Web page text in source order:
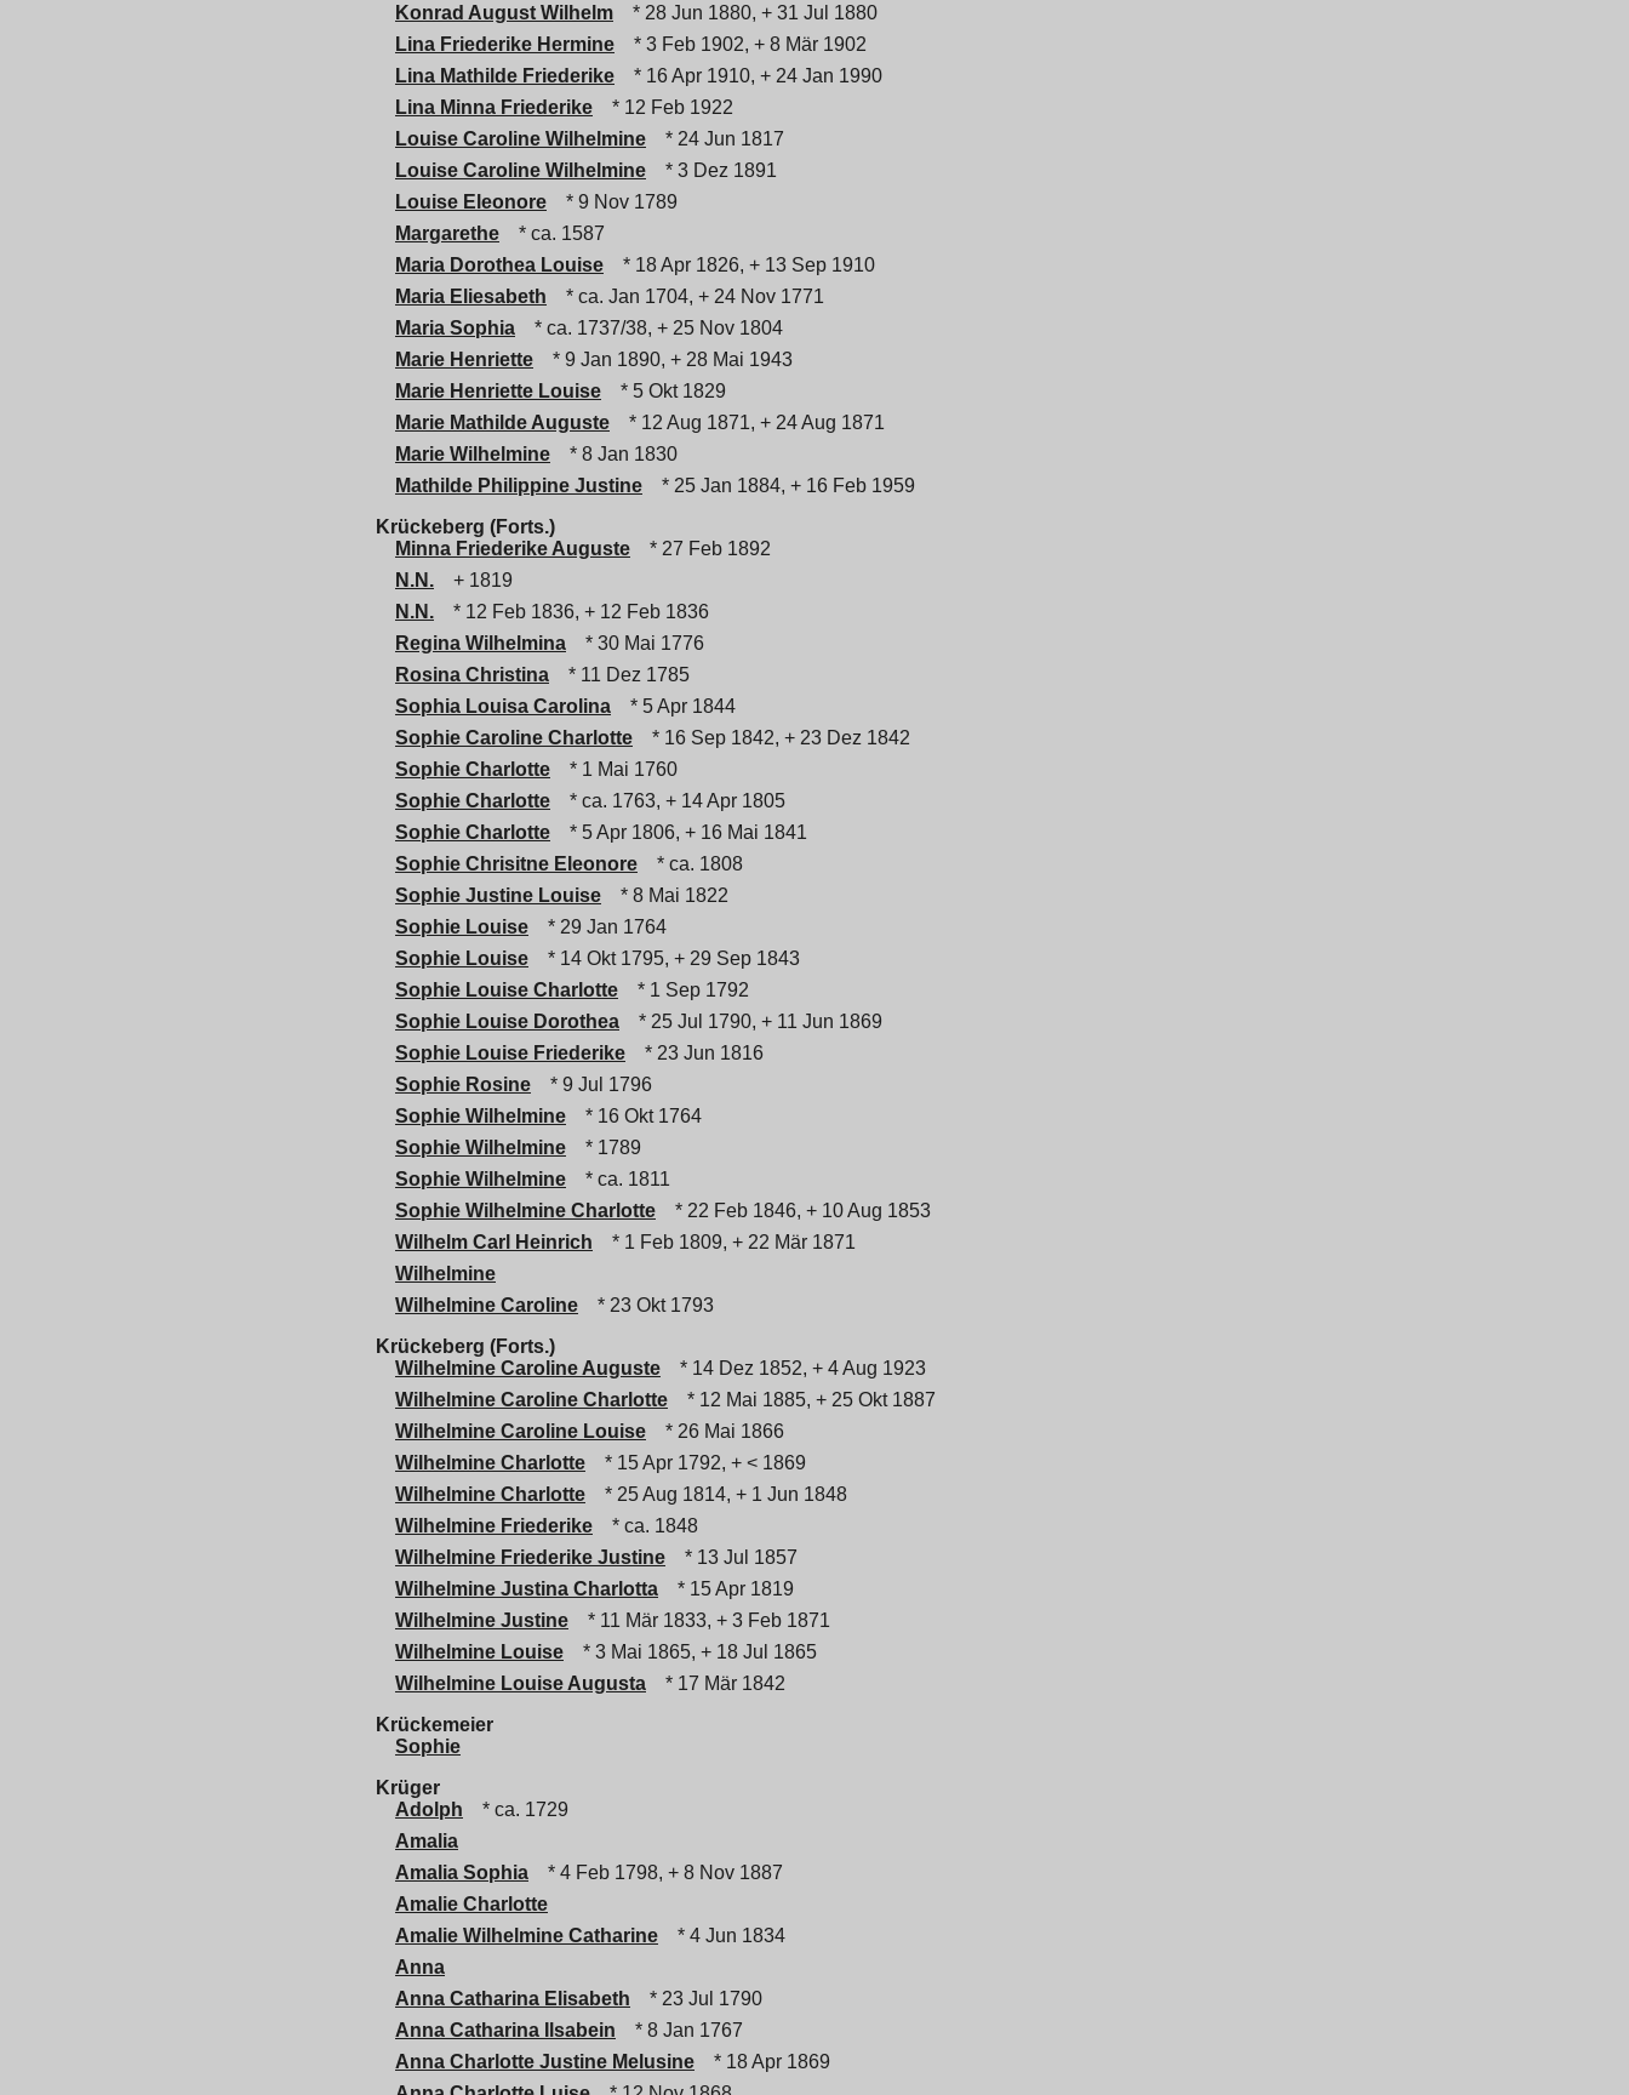
Konrad August Wilhelm
* 28 Jun 1880, + 31 Jul 1880
Lina Friederike Hermine
* 3 Feb 1902, + 8 Mär 1902
Lina Mathilde Friederike
* 16 Apr 1910, + 24 Jan 1990
Lina Minna Friederike
* 12 Feb 1922
Louise Caroline Wilhelmine
* 24 Jun 1817
Louise Caroline Wilhelmine
* 3 Dez 1891
Louise Eleonore
* 9 Nov 1789
Margarethe
* ca. 1587
Maria Dorothea Louise
* 18 Apr 1826, + 13 Sep 1910
Maria Eliesabeth
* ca. Jan 1704, + 24 Nov 1771
Maria Sophia
* ca. 1737/38, + 25 Nov 1804
Marie Henriette
* 9 Jan 1890, + 28 Mai 1943
Marie Henriette Louise
* 5 Okt 1829
Marie Mathilde Auguste
* 12 Aug 1871, + 24 Aug 1871
Marie Wilhelmine
* 8 Jan 1830
Mathilde Philippine Justine
* 25 Jan 1884, + 16 Feb 1959
Krückeberg (Forts.)
Minna Friederike Auguste
* 27 Feb 1892
N.N.
+ 1819
N.N.
* 12 Feb 1836, + 12 Feb 1836
Regina Wilhelmina
* 30 Mai 1776
Rosina Christina
* 11 Dez 1785
Sophia Louisa Carolina
* 5 Apr 1844
Sophie Caroline Charlotte
* 16 Sep 1842, + 23 Dez 1842
Sophie Charlotte
* 1 Mai 1760
Sophie Charlotte
* ca. 1763, + 14 Apr 1805
Sophie Charlotte
* 5 Apr 1806, + 16 Mai 1841
Sophie Chrisitne Eleonore
* ca. 1808
Sophie Justine Louise
* 8 Mai 1822
Sophie Louise
* 29 Jan 1764
Sophie Louise
* 14 Okt 1795, + 29 Sep 1843
Sophie Louise Charlotte
* 1 Sep 1792
Sophie Louise Dorothea
* 25 Jul 1790, + 11 Jun 1869
Sophie Louise Friederike
* 23 Jun 1816
Sophie Rosine
* 9 Jul 1796
Sophie Wilhelmine
* 16 Okt 1764
Sophie Wilhelmine
* 1789
Sophie Wilhelmine
* ca. 1811
Sophie Wilhelmine Charlotte
* 22 Feb 1846, + 10 Aug 1853
Wilhelm Carl Heinrich
* 1 Feb 1809, + 22 Mär 1871
Wilhelmine
Wilhelmine Caroline
* 23 Okt 1793
Krückeberg (Forts.)
Wilhelmine Caroline Auguste
* 14 Dez 1852, + 4 Aug 1923
Wilhelmine Caroline Charlotte
* 12 Mai 1885, + 25 Okt 1887
Wilhelmine Caroline Louise
* 26 Mai 1866
Wilhelmine Charlotte
* 15 Apr 1792, + < 1869
Wilhelmine Charlotte
* 25 Aug 1814, + 1 Jun 1848
Wilhelmine Friederike
* ca. 1848
Wilhelmine Friederike Justine
* 13 Jul 1857
Wilhelmine Justina Charlotta
* 15 Apr 1819
Wilhelmine Justine
* 11 Mär 1833, + 3 Feb 1871
Wilhelmine Louise
* 3 Mai 1865, + 18 Jul 1865
Wilhelmine Louise Augusta
* 17 Mär 1842
Krückemeier
Sophie
Krüger
Adolph
* ca. 1729
Amalia
Amalia Sophia
* 4 Feb 1798, + 8 Nov 1887
Amalie Charlotte
Amalie Wilhelmine Catharine
* 4 Jun 1834
Anna
Anna Catharina Elisabeth
* 23 Jul 1790
Anna Catharina Ilsabein
* 8 Jan 1767
Anna Charlotte Justine Melusine
* 18 Apr 1869